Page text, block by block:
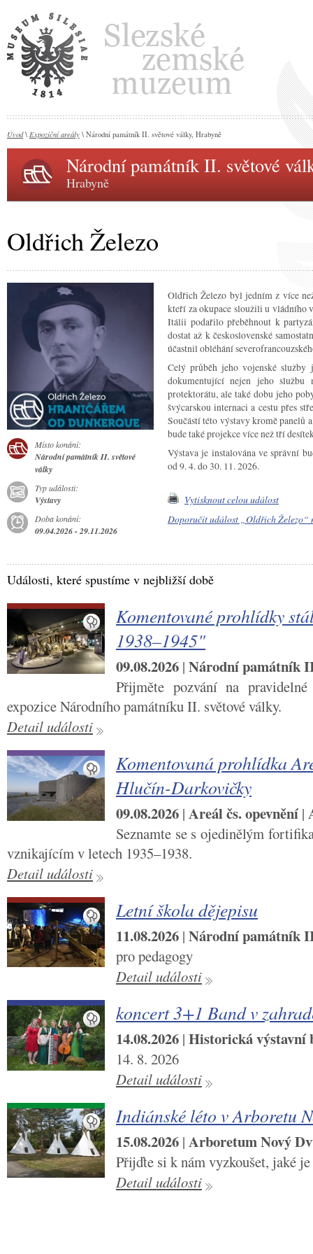
Úvod\ Expoziční areály \ Národní památník II. světové války, Hrabyně
Národní památník II. světové
Hrabyně
Oldřich Železo
Místo konání:
Národní památník II. světové
války
Typ události:
Výstavy
Doba konání:
09.04.2026 - 29.11.2026
Oldřich Železo byl jedním z více
kteří za okupace sloužili u vládního
Itálii podařilo přeběhnout k
dostat až k československé
účastnil obléhání
Celý průběh jeho vojenské služby
dokumentující nejen jeho
protektorátu, ale také dobu jeho
švýcarskou internaci a cestu přes
Součástí této výstavy kromě panelů
bude také projekce více než tří
Výstava je instalována ve správní
od 9. 4. do 30. 11. 2026.
Vytisknout celou událost
Doporučit událost „Oldřich Železo“
Události, které spustíme v nejbližší době
Komentované prohlídky
1938–1945"
09.08.2026 | Národní památník
Přijměte pozvání na
expozice Národního památníku II. světové války.
Detail události
Komentovaná prohlídka
Hlučín-Darkovičky
09.08.2026 | Areál čs. opevnění |
Seznamte se s ojedinělým
vznikajícím v letech 1935–1938.
Detail události
Letní škola dějepisu
11.08.2026 | Národní památník
pro pedagogy
Detail události
koncert 3+1 Band v
14.08.2026 | Historická výstavní
14. 8. 2026
Detail události
Indiánské léto v Arboretu
15.08.2026 | Arboretum Nový
Přijďte si k nám vyzkoušet, jaké
Detail události